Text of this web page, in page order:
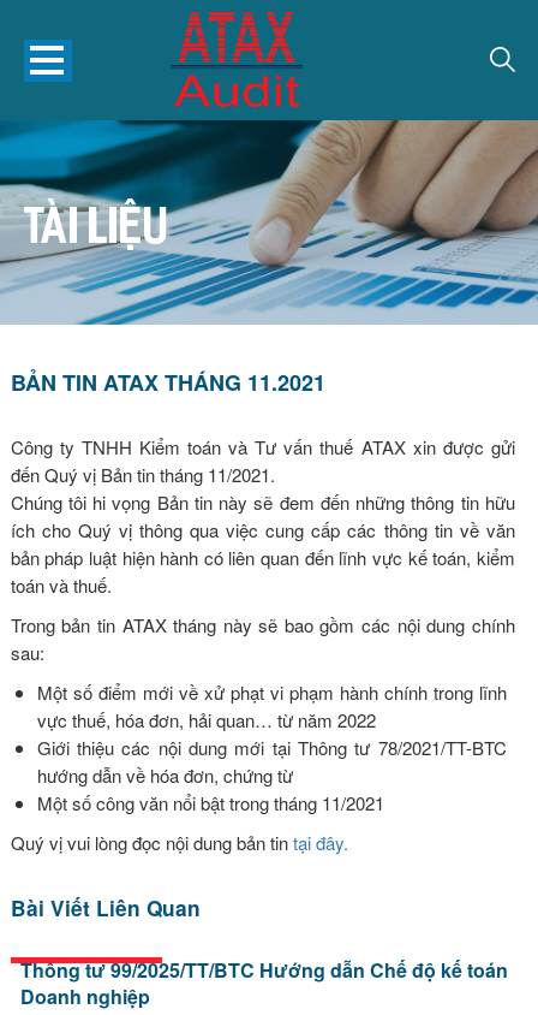
TÀI LIỆU
BẢN TIN ATAX THÁNG 11.2021
Công ty TNHH Kiểm toán và Tư vấn thuế ATAX xin được gửi
đến Quý vị Bản tin tháng 11/2021.
Chúng tôi hi vọng Bản tin này sẽ đem đến những thông tin hữu
ích cho Quý vị thông qua việc cung cấp các thông tin về văn
bản pháp luật hiện hành có liên quan đến lĩnh vực kế toán, kiểm
toán và thuế.
Trong bản tin ATAX tháng này sẽ bao gồm các nội dung chính
sau:
Một số điểm mới về xử phạt vi phạm hành chính trong lĩnh
vực thuế, hóa đơn, hải quan… từ năm 2022
Giới thiệu các nội dung mới tại Thông tư 78/2021/TT-BTC
hướng dẫn về hóa đơn, chứng từ
Một số công văn nổi bật trong tháng 11/2021
Quý vị vui lòng đọc nội dung bản tin tại đây.
Bài Viết Liên Quan
Thông tư 99/2025/TT/BTC Hướng dẫn Chế độ kế toán
Doanh nghiệp